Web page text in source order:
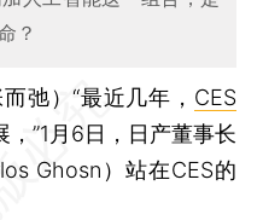
？
而弛）“最近几年， CES
”1月6日，日产董事长
Ghosn）站在CES的